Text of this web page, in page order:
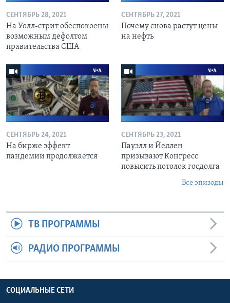
СЕНТЯБРЬ 28, 2021
На Уолл-стрит обеспокоены
возможным дефолтом
правительства США
СЕНТЯБРЬ 27, 2021
Почему снова растут цены
на нефть
СЕНТЯБРЬ 24, 2021
На бирже эффект
пандемии продолжается
СЕНТЯБРЬ 23, 2021
Пауэлл и Йеллен
призывают Конгресс
повысить потолок госдолга
Все эпизоды
ТВ ПРОГРАММЫ
РАДИО ПРОГРАММЫ
СОЦИАЛЬНЫЕ СЕТИ